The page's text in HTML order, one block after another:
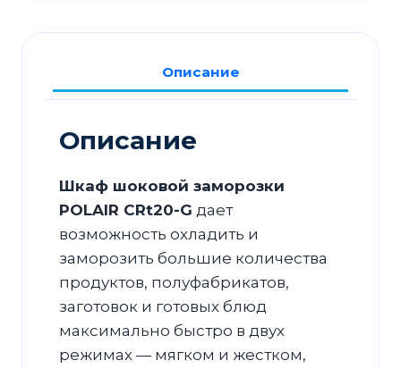
CRt20-
G
Описание
Описание
Шкаф шоковой заморозки
POLAIR CRt20-G дает
возможность охладить и
заморозить большие количества
продуктов, полуфабрикатов,
заготовок и готовых блюд
максимально быстро в двух
режимах — мягком и жестком,